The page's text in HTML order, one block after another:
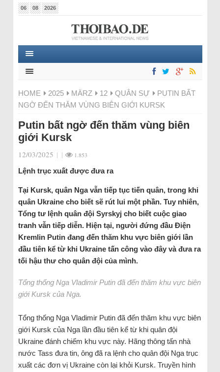
06 08 2026
HOME 2025 MÄRZ 12 QUÂN SỰ
PUTIN BẤT
NGỜ ĐẾN THĂM VÙNG BIÊN GIỚI KURSK
Putin bất ngờ đến thăm vùng biên
giới Kursk
12/03/2025 | | 1.853
Lệnh trục xuất được đưa ra
Tại Kursk, quân Nga vẫn tiếp tục tiến quân, trong khi
quân Ukraine cho biết sẽ rút lui một phần. Tuy nhiên,
Tổng tư lệnh quân đội Syrskyj cho biết cuộc giao
tranh vẫn tiếp diễn. Hiện tại, người đứng đầu Điện
Kremlin Putin đang đến thăm khu vực biên giới lần
đầu tiên kể từ khi Ukraine tấn công vào đây và đưa ra
tối hậu thư cho quân đội của mình.
Tổng thống Nga Vladimir Putin đã đến thăm khu vực biên
giới Kursk của Nga.
Tổng thống Nga Vladimir Putin đã đến thăm khu vực biên
giới Kursk của Nga lần đầu tiên kể từ khi quân đội
Ukraine đánh chiếm khu vực này. Hãng thông tấn nhà
nước Tass đưa tin, ông đã ra lệnh cho quân đội Nga trục
xuất các đơn vị Ukraine còn lại khỏi Kursk. Truyền hình